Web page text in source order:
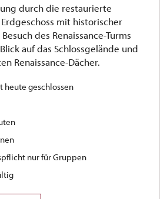
durch die restaurierte
mit historischer
des Renaissance-Turms
auf das Schlossgelände und
Renaissance-Dächer.
heute geschlossen
nur für Gruppen